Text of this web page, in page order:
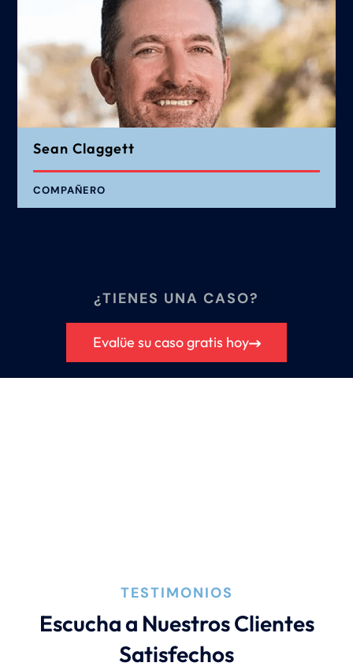
Sean Claggett
COMPAÑERO
¿TIENES UNA CASO?
Evalüe su caso gratis hoy
TESTIMONIOS
Escucha a Nuestros Clientes
Satisfechos